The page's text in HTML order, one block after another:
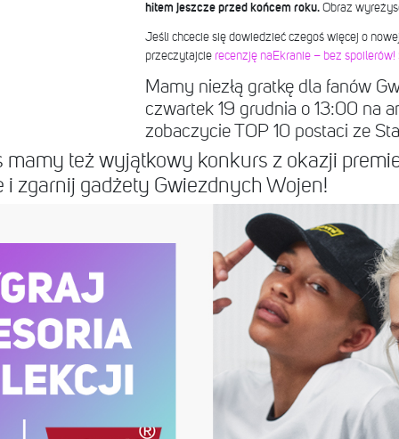
hitem jeszcze przed końcem roku.Obraz
Jeśli chcecie się dowiedzieć czegoś więcej o
przeczytajcie recenzję naEkranie – bez spoilerów!
Mamy niezłą gratkę dla fanów
czwartek 19 grudnia o 13:00 na
zobaczycie TOP 10 postaci ze
mamy też wyjątkowy konkurs z okazji
i zgarnij gadżety Gwiezdnych Wojen!